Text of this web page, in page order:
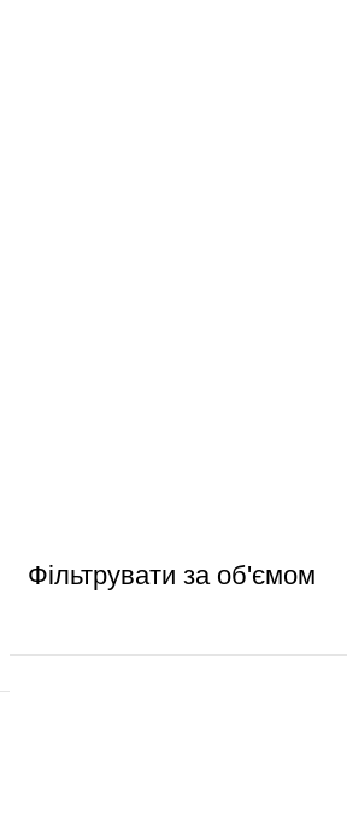
Фільтрувати за об'ємом